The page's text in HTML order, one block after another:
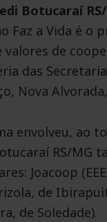
Botucaraí
Faz a Vida é
de
das
Nova Alvorada,
envolveu, ao
RS/
Joacoop
de
de Soledade).